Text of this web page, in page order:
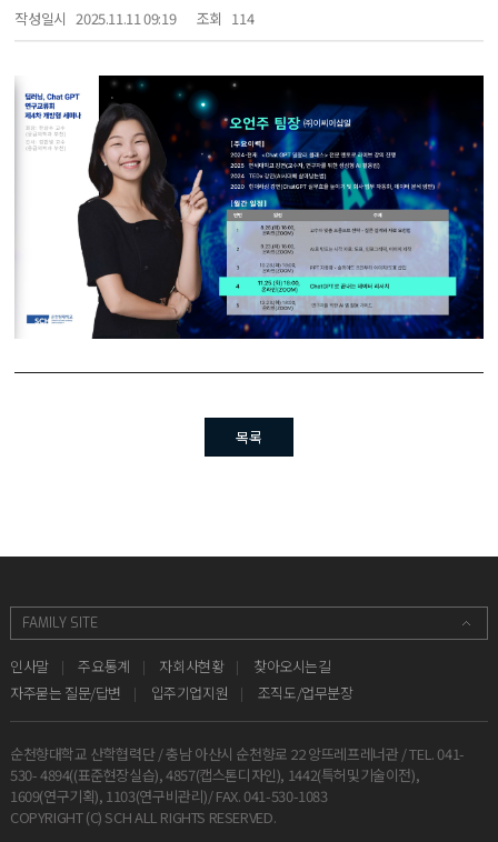
작성일시 2025.11.11 09:19 조회 114
목록
인사말 주요통계 자회사현황
찾아오시는길
자주묻는 질문/답변
입주기업지원 조직도/업무분장
순천향대학교 산학협력단 / 충남 아산시 순천향로 22 앙뜨레프레너관 / TEL. 041-
530- 4894((표준현장실습), 4857(캡스톤디자인), 1442(특허및기술이전),
1609(연구기획), 1103(연구비관리)/ FAX. 041-530-1083
COPYRIGHT (C) SCH ALL RIGHTS RESERVED.